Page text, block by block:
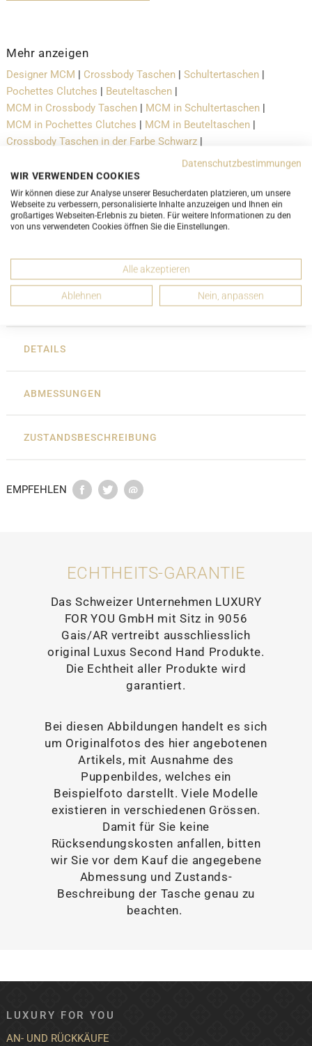
Mehr anzeigen
Designer MCM Crossbody Taschen Schultertaschen
Pochettes Clutches
Beuteltaschen
MCM in Crossbody Taschen
MCM in Schultertaschen
MCM in Pochettes Clutches
MCM in Beuteltaschen
Crossbody Taschen in der Farbe Schwarz
|
Pochettes Clutches in der Farbe Schwarz
Beuteltaschen in der Farbe Schwarz
DETAILS
ABMESSUNGEN
ZUSTANDSBESCHREIBUNG
EMPFEHLEN
ECHTHEITS-GARANTIE
Das Schweizer Unternehmen LUXURY
FOR YOU GmbH mit Sitz in 9056
Gais/AR vertreibt ausschliesslich
original Luxus Second Hand Produkte.
Die Echtheit aller Produkte wird
garantiert.
Bei diesen Abbildungen handelt es sich
um Originalfotos des hier angebotenen
Artikels, mit Ausnahme des
Puppenbildes, welches ein
Beispielfoto darstellt. Viele Modelle
existieren in verschiedenen Grössen.
Damit für Sie keine
Rücksendungskosten anfallen, bitten
wir Sie vor dem Kauf die angegebene
Abmessung und Zustands-
Beschreibung der Tasche genau zu
beachten.
LUXURY FOR YOU
AN- UND RÜCKKÄUFE
Datenschutzbestimmungen
WIR VERWENDEN COOKIES
Wir können diese zur Analyse unserer Besucherdaten platzieren, um unsere
Webseite zu verbessern, personalisierte Inhalte anzuzeigen und Ihnen ein
großartiges Webseiten-Erlebnis zu bieten. Für weitere Informationen zu den
von uns verwendeten Cookies öffnen Sie die Einstellungen.
Alle akzeptieren
Ablehnen Nein, anpassen